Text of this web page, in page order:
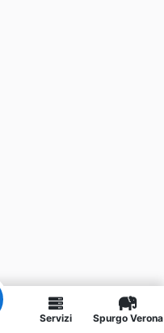
Servizi Spurgo Verona